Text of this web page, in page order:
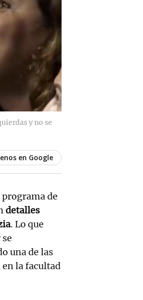
y no se
en Google
de
detalles
. Lo que
una de las
la facultad